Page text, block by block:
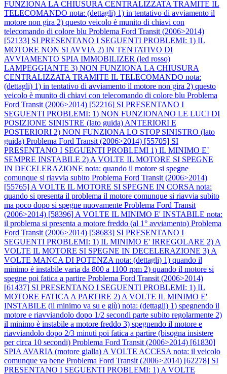
FUNZIONA LA CHIUSURA CENTRALIZZATA TRAMITE IL
TELECOMANDO nota: (dettagli) 1) in tentativo di avviamento il
motore non gira 2) questo veicolo è munito di chiavi con
telecomando di colore blu Problema Ford Transit (2006>2014)
[52133] SI PRESENTANO I SEGUENTI PROBLEMI: 1) IL
MOTORE NON SI AVVIA 2) IN TENTATIVO DI
AVVIAMENTO SPIA IMMOBILIZER (led rosso)
LAMPEGGIANTE 3) NON FUNZIONA LA CHIUSURA
CENTRALIZZATA TRAMITE IL TELECOMANDO nota:
(dettagli) 1) in tentativo di avviamento il motore non gira 2) questo
veicolo è munito di chiavi con telecomando di colore blu Problema
Ford Transit (2006>2014) [52216] SI PRESENTANO I
SEGUENTI PROBLEMI: 1) NON FUNZIONANO LE LUCI DI
POSIZIONE SINISTRE (lato guida) ANTERIORI E
POSTERIORI 2) NON FUNZIONA LO STOP SINISTRO (lato
guida) Problema Ford Transit (2006>2014) [55705] SI
PRESENTANO I SEGUENTI PROBLEMI 1) IL MINIMO E`
SEMPRE INSTABILE 2) A VOLTE IL MOTORE SI SPEGNE
IN DECELERAZIONE nota: quando il motore si spegne
comunque si riavvia subito Problema Ford Transit (2006>2014)
[55765] A VOLTE IL MOTORE SI SPEGNE IN CORSA nota:
quando si presenta il problema il motore comunque si riavvia subito
ma poco dopo si spegne nuovamente Problema Ford Transit
(2006>2014) [58396] A VOLTE IL MINIMO E' INSTABILE nota:
il problema si presenta a motore freddo (al 1° avviamento) Problema
Ford Transit (2006>2014) [58683] SI PRESENTANO I
SEGUENTI PROBLEMI: 1) IL MINIMO E' IRREGOLARE 2) A
VOLTE IL MOTORE SI SPEGNE IN DECELERAZIONE 3) A
VOLTE MANCA DI POTENZA nota: (dettagli) 1) quando il
minimo è instabile varia da 800 a 1100 rpm 2) quando il motore si
spegne poi fatica a partire Problema Ford Transit (2006>2014)
[61437] SI PRESENTANO I SEGUENTI PROBLEMI: 1) IL
MOTORE FATICA A PARTIRE 2) A VOLTE IL MINIMO E'
INSTABILE (il minimo va su e giù) nota: (dettagli) 1) spegnendo il
motore e riavviandolo dopo 1/2 secondi parte subito regolarmente 2)
il minimo è instabile a motore freddo 3) spegnendo il motore e
riavviandolo dopo 2/3 minuti poi fatica a partire (bisogna insistere
per circa 10 secondi) Problema Ford Transit (2006>2014) [61830]
SPIA AVARIA (motore gialla) A VOLTE ACCESA nota: il veicolo
comunque va bene Problema Ford Transit (2006>2014) [62278] SI
PRESENTANO I SEGUENTI PROBLEMI: 1) A VOLTE